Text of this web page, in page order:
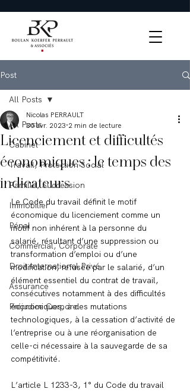
Post
All Posts
Cabinet
Travail, Protection Social
Famille, Succession
Immobilier
Pénal
Commercial, Corporate
Droit International Privé
Assurance
Préjudice Corporel
All Posts
Licenciement et difficultés
économiques : le temps des
indicateurs
Nicolas PERRAULT
30 avr. 2023 2 min de lecture
Le Code du travail définit le motif
économique du licenciement comme un
motif non inhérent à la personne du
salarié, résultant d’une suppression ou
transformation d’emploi ou d’une
modification, refusée par le salarié, d’un
élément essentiel du contrat de travail,
consécutives notamment à des difficultés
économiques, à des mutations
technologiques, à la cessation d’activité de
l’entreprise ou à une réorganisation de
celle-ci nécessaire à la sauvegarde de sa
compétitivité.
L’article L 1233-3, 1° du Code du travail